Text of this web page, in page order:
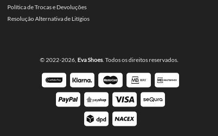
Política de Trocas e Devoluções
Resolução Alternativa de Litígios
© 2022-2026, Eva Shoes. Todos os direitos reservados.